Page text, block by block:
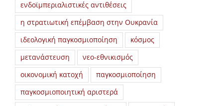
ενδοϊμπεριαλιστικές αντιθέσεις
η στρατιωτική επέμβαση στην Ουκρανία
ιδεολογική παγκοσμιοποίηση
κόσμος
μετανάστευση
νεο-εθνικισμός
οικονομική κατοχή
παγκοσμιοποίηση
παγκοσμιοποιητική αριστερά